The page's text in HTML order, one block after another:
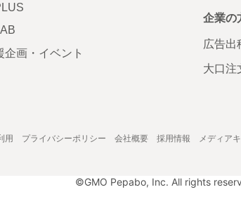
企画・イベント
企業の
広告出
大口注
用 プライバシーポリシー 会社概要 採用情報 メディア
©GMO Pepabo, Inc. All rights